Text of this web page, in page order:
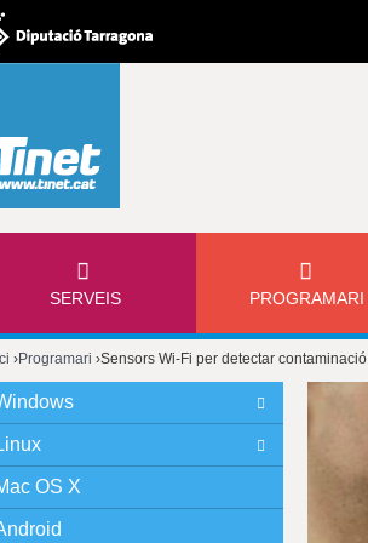
SERVEIS PROGRAMARI
›Programari ›Sensors Wi-Fi per detectar contaminació
OS X